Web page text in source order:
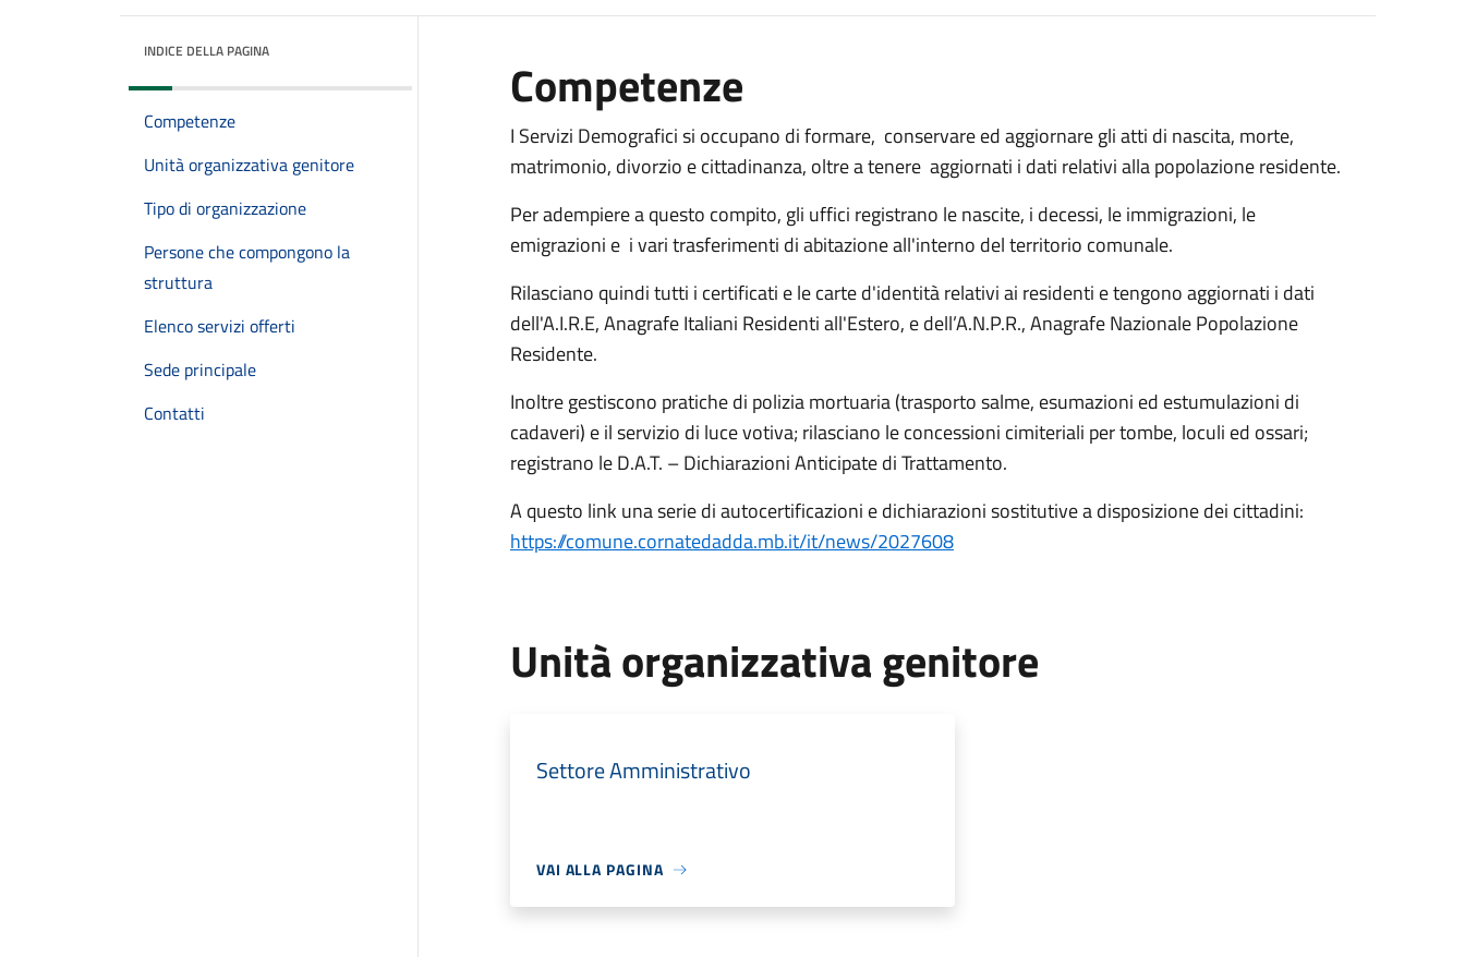
INDICE DELLA PAGINA
Competenze
Unità organizzativa genitore
Tipo di organizzazione
Persone che compongono la
struttura
Elenco servizi offerti
Sede principale
Contatti
Competenze
I Servizi Demografici si occupano di formare, conservare ed aggiornare gli atti di nascita, morte,
matrimonio, divorzio e cittadinanza, oltre a tenere aggiornati i dati relativi alla popolazione residente.
Per adempiere a questo compito, gli uffici registrano le nascite, i decessi, le immigrazioni, le
emigrazioni e i vari trasferimenti di abitazione all'interno del territorio comunale.
Rilasciano quindi tutti i certificati e le carte d'identità relativi ai residenti e tengono aggiornati i dati
dell'A.I.R.E, Anagrafe Italiani Residenti all'Estero, e dell’A.N.P.R., Anagrafe Nazionale Popolazione
Residente.
Inoltre gestiscono pratiche di polizia mortuaria (trasporto salme, esumazioni ed estumulazioni di
cadaveri) e il servizio di luce votiva; rilasciano le concessioni cimiteriali per tombe, loculi ed ossari;
registrano le D.A.T. – Dichiarazioni Anticipate di Trattamento.
A questo link una serie di autocertificazioni e dichiarazioni sostitutive a disposizione dei cittadini:
https://comune.cornatedadda.mb.it/it/news/2027608
Unità organizzativa genitore
Settore Amministrativo
VAI ALLA PAGINA